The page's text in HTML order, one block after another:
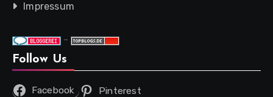
Impressum
-
Follow Us
Facebook Pinterest